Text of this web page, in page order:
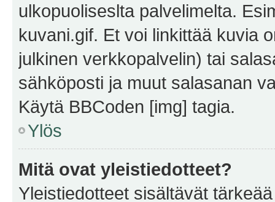
ulkopuoliseslta palvelimelta.
kuvani.gif. Et voi linkittää kuvia
julkinen verkkopalvelin) tai
sähköposti ja muut salasanan
Käytä BBCoden [img] tagia.
Ylös
Mitä ovat yleistiedotteet?
Yleistiedotteet sisältävät